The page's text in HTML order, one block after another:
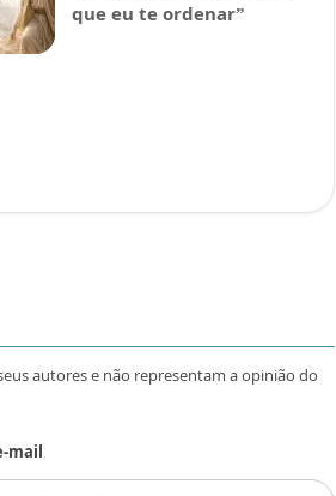
que eu te ordenar”
autores e não representam a opinião do
mail